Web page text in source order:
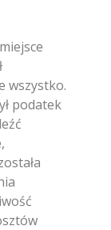
wszystko.
podatek